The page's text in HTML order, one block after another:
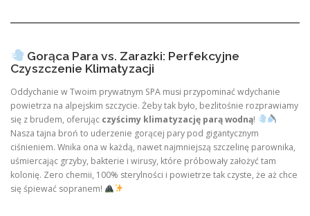
Gorąca Para vs. Zarazki: Perfekcyjne
Czyszczenie Klimatyzacji
Oddychanie w Twoim prywatnym SPA musi przypominać wdychanie
powietrza na alpejskim szczycie. Żeby tak było, bezlitośnie rozprawiamy
się z brudem, oferując czyścimy klimatyzację parą wodną!
Nasza tajna broń to uderzenie gorącej pary pod gigantycznym
ciśnieniem. Wnika ona w każdą, nawet najmniejszą szczelinę parownika,
uśmiercając grzyby, bakterie i wirusy, które próbowały założyć tam
kolonię. Zero chemii, 100% sterylności i powietrze tak czyste, że aż chce
się śpiewać sopranem!